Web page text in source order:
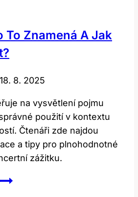
To Znamená A Jak
18. 8. 2025
na vysvětlení pojmu
použití v kontextu
Čtenáři zde najdou
a tipy pro plnohodnotné
zážitku.
Concert: